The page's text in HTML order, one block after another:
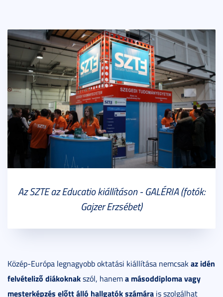
Az SZTE az Educatio kiállításon - GALÉRIA (fotók:
Gajzer Erzsébet)
Közép-Európa legnagyobb oktatási kiállítása nemcsakaz idén
felvételiző diákoknakszól, hanema másoddiploma vagy
mesterképzés előtt álló hallgatók számára is szolgálhat